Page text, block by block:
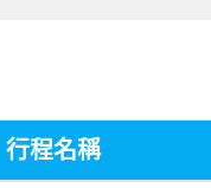
行程名稱